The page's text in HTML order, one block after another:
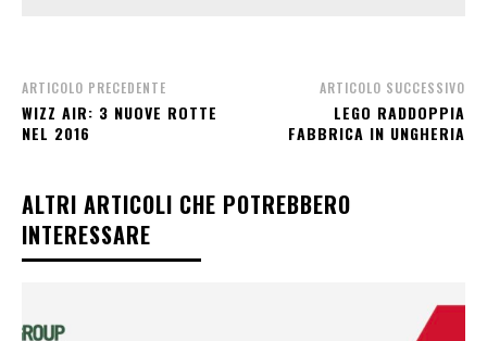
ARTICOLO PRECEDENTE
WIZZ AIR: 3 NUOVE ROTTE
NEL 2016
ARTICOLO SUCCESSIVO
LEGO RADDOPPIA
FABBRICA IN UNGHERIA
ALTRI ARTICOLI CHE POTREBBERO
INTERESSARE